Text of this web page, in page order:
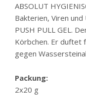
ABSOLUT
Bakterien, Viren und
PUSH PULL GEL.
Körbchen. Er duftet
gegen
Packung:
2x20 g